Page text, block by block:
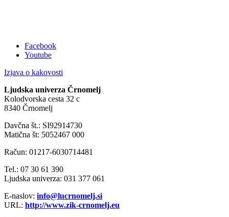
Facebook
Youtube
Izjava o kakovosti
Ljudska univerza Črnomelj
Kolodvorska cesta 32 c
8340 Črnomelj
Davčna št.: SI92914730
Matična št: 5052467 000
Račun: 01217-6030714481
Tel.: 07 30 61 390
Ljudska univerza: 031 377 061
E-naslov: info@lucrnomelj.si
URL: http://www.zik-crnomelj.eu